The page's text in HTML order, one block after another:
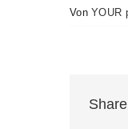
VonYOUR